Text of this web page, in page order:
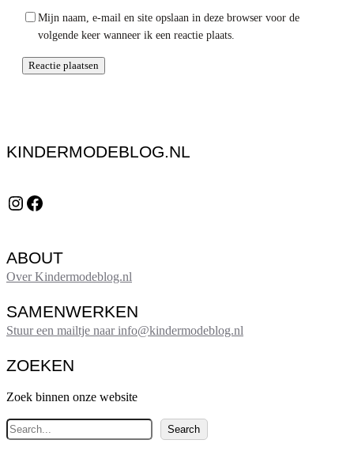
Mijn naam, e-mail en site opslaan in deze browser voor de
volgende keer wanneer ik een reactie plaats.
KINDERMODEBLOG.NL
Instagram Facebook
ABOUT
Over Kindermodeblog.nl
SAMENWERKEN
Stuur een mailtje naar info@kindermodeblog.nl
ZOEKEN
Zoek binnen onze website
Z
o
Search